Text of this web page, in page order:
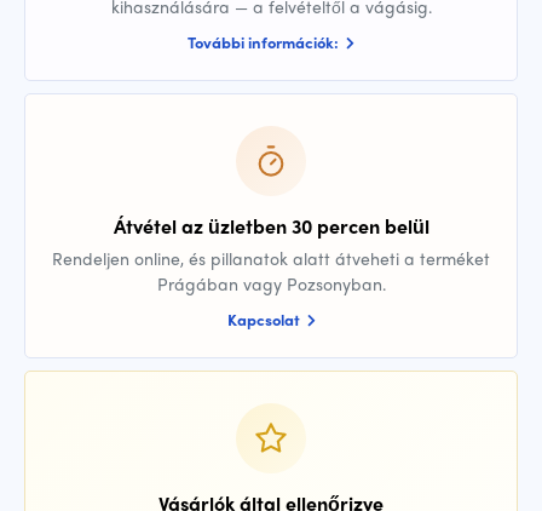
kihasználására — a felvételtől a vágásig.
További információk:
Átvétel az üzletben 30 percen belül
Rendeljen online, és pillanatok alatt átveheti a terméket
Prágában vagy Pozsonyban.
Kapcsolat
Vásárlók által ellenőrizve